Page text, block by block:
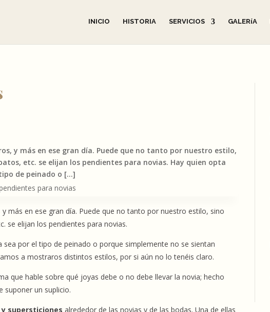
INICIO HISTORIA SERVICIOS GALERíA
y más en ese gran día. Puede que no tanto por nuestro estilo,
etc. se elijan los pendientes para novias. Hay quien opta
de peinado o […]
más en ese gran día. Puede que no tanto por nuestro estilo, sino
se elijan los pendientes para novias.
por el tipo de peinado o porque simplemente no se sientan
a mostraros distintos estilos, por si aún no lo tenéis claro.
que hable sobre qué joyas debe o no debe llevar la novia; hecho
suponer un suplicio.
supersticiones alrededor de las novias y de las bodas. Una de ellas